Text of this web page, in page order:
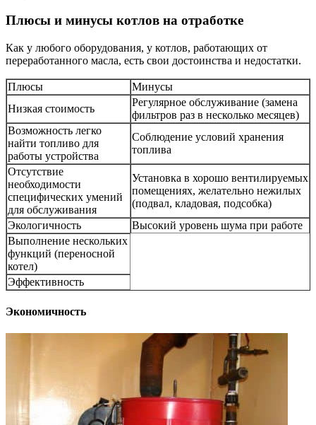
Плюсы и минусы котлов на отработке
Как у любого оборудования, у котлов, работающих от
переработанного масла, есть свои достоинства и недостатки.
Плюсы
Минусы
Низкая стоимость
Регулярное обслуживание (замена
фильтров раз в несколько месяцев)
Возможность легко
найти топливо для
работы устройства
Соблюдение условий хранения
топлива
Отсутствие
необходимости
специфических умений
для обслуживания
Установка в хорошо вентилируемых
помещениях, желательно нежилых
(подвал, кладовая, подсобка)
Экологичность
Высокий уровень шума при работе
Выполнение нескольких
функций (переносной
котел)
Эффективность
Экономичность